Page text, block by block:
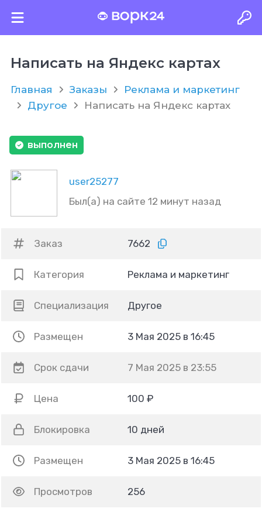
Написать на Яндекс картах
Главная Заказы
Реклама и маркетинг
Другое
Написать на Яндекс картах
user25277
Был(а) на сайте 12 минут назад
выполнен
Заказ 7662
Категория Реклама и маркетинг
Специализация Другое
Размещен 3 Мая 2025 в 16:45
Срок сдачи 7 Мая 2025 в 23:55
Цена 100 ₽
Блокировка 10 дней
Размещен 3 Мая 2025 в 16:45
Просмотров 256